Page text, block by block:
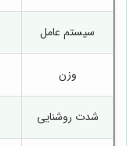
سیستم عامل
وزن
شدت روشنایی